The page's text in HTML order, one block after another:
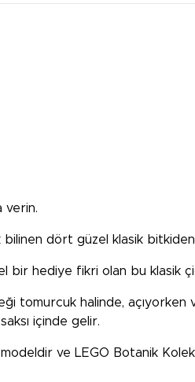
verin.
dört güzel klasik
bir hediye fikri olan bu klasik
tomurcuk halinde,
içinde gelir.
ve LEGO Botanik